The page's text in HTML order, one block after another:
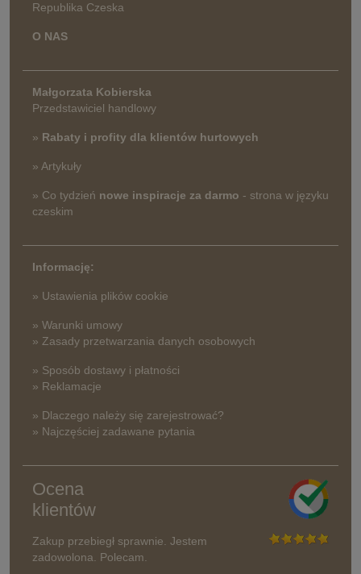
Republika Czeska
O NAS
Małgorzata Kobierska
Przedstawiciel handlowy
» Rabaty i profity dla klientów hurtowych
» Artykuły
» Co tydzień nowe inspiracje za darmo - strona w języku
czeskim
Informację:
» Ustawienia plików cookie
» Warunki umowy
» Zasady przetwarzania danych osobowych
» Sposób dostawy i płatności
» Reklamacje
» Dlaczego należy się zarejestrować?
» Najczęściej zadawane pytania
Ocena
klientów
Zakup przebiegł sprawnie. Jestem
zadowolona. Polecam.